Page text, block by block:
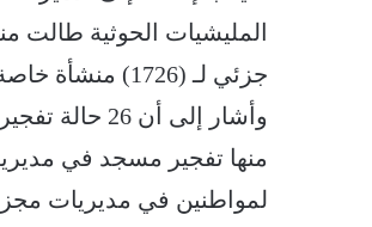
جزئي لـ (1726) منشأة خاصة أخرى في عموم مديريات المحافظة”.
وأشار إلى
لمواطنين في مديريات